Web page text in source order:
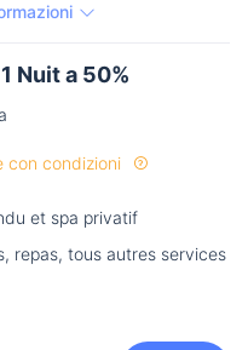
Nuit a 50%
con condizioni
et spa privatif
repas, tous autres services